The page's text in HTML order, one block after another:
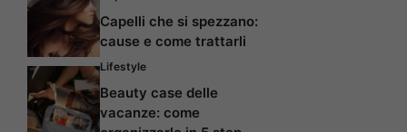
Capelli che si spezzano:
cause e come trattarli
Lifestyle
Beauty case delle
vacanze: come